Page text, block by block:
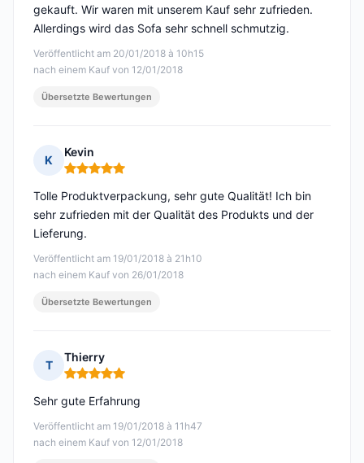
Veröffentlicht am 20/01/2018 à 10h15
nach einem Kauf von 12/01/2018
gekauft. Wir waren mit unserem Kauf sehr zufrieden.
Allerdings wird das Sofa sehr schnell schmutzig.
Übersetzte Bewertungen
K
Kevin
Hinweis: 5 von 5
Veröffentlicht am 19/01/2018 à 21h10
nach einem Kauf von 26/01/2018
Tolle Produktverpackung, sehr gute Qualität! Ich bin
sehr zufrieden mit der Qualität des Produkts und der
Lieferung.
Übersetzte Bewertungen
T
Thierry
Hinweis: 5 von 5
Veröffentlicht am 19/01/2018 à 11h47
nach einem Kauf von 12/01/2018
Sehr gute Erfahrung